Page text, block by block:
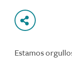
Estamos